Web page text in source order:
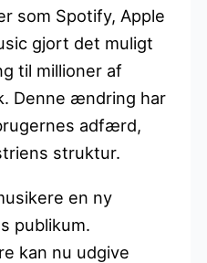
som Spotify, Apple
gjort det muligt
til millioner af
Denne ændring har
adfærd,
struktur.
en ny
publikum.
kan nu udgive